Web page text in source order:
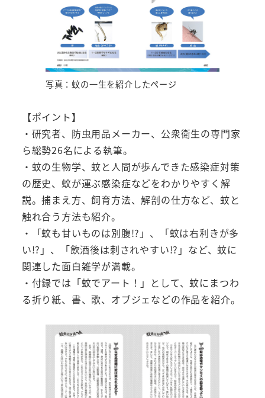
写真：蚊の一生を紹介したページ
【ポイント】
・研究者、防虫用品メーカー、公衆衛生の専門家
ら総勢26名による執筆。
・蚊の生物学、蚊と人間が歩んできた感染症対策
の歴史、蚊が運ぶ感染症などをわかりやすく解
説。捕まえ方、飼育方法、解剖の仕方など、蚊と
触れ合う方法も紹介。
・「蚊も甘いものは別腹!?」、「蚊は右利きが多
い!?」、「飲酒後は刺されやすい!?」など、蚊に
関連した面白雑学が満載。
・付録では「蚊でアート！」として、蚊にまつわ
る折り紙、書、歌、オブジェなどの作品を紹介。